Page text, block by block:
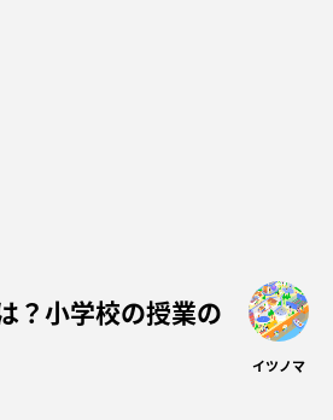
？小学校の授業の
イツノマ